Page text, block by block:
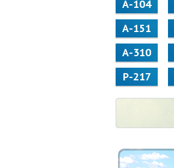
А-104
А-151
А-310
Р-217